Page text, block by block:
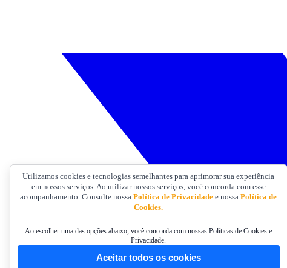
Utilizamos cookies e tecnologias semelhantes para aprimorar sua experiência
em nossos serviços. Ao utilizar nossos serviços, você concorda com esse
acompanhamento. Consulte nossaPolítica de Privacidade e nossaPolítica de
Cookies.
Ao escolher uma das opções abaixo, você concorda com nossas Políticas de Cookies e
Privacidade.
Aceitar todos os cookies